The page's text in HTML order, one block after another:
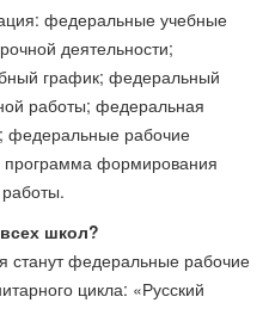
федеральные учебные
деятельности;
график; федеральный
работы; федеральная
федеральные рабочие
формирования
школ?
станут федеральные рабочие
цикла: «Русский